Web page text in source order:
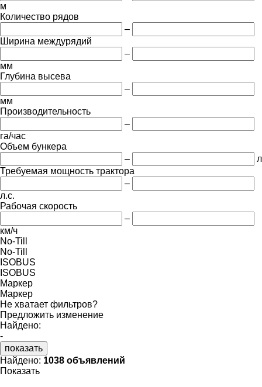
м
Количество рядов
–
Ширина междурядий
–
мм
Глубина высева
–
мм
Производительность
–
га/час
Объем бункера
–
л
Требуемая мощность трактора
–
л.с.
Рабочая скорость
–
км/ч
No-Till
No-Till
ISOBUS
ISOBUS
Маркер
Маркер
Не хватает фильтров?
Предложить изменение
Найдено:
-
показать
Найдено: 1038 объявлений
Показать